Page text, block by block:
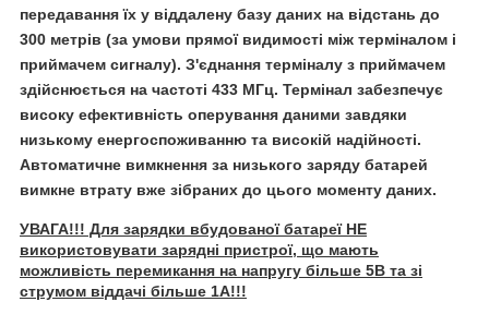
передавання їх у віддалену базу даних на відстань до
300 метрів (за умови прямої видимості між терміналом і
приймачем сигналу). З'єднання терміналу з приймачем
здійснюється на частоті 433 МГц. Термінал забезпечує
високу ефективність оперування даними завдяки
низькому енергоспоживанню та високій надійності.
Автоматичне вимкнення за низького заряду батарей
вимкне втрату вже зібраних до цього моменту даних.
УВАГА!!! Для зарядки вбудованої батареї НЕ
використовувати зарядні пристрої, що мають
можливість перемикання на напругу більше 5В та зі
струмом віддачі більше 1А!!!